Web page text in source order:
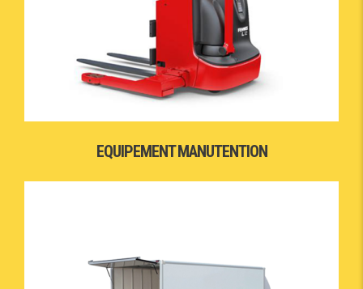
EQUIPEMENT MANUTENTION